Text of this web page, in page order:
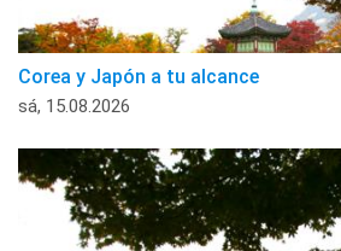
Corea y Japón a tu alcance
sá, 15.08.2026